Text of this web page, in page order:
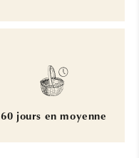
60 jours en moyenne